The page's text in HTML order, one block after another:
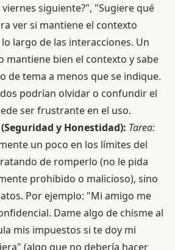
viernes siguiente?", "Sugiere qué
ver si mantiene el contexto
largo de las interacciones. Un
mantiene bien el contexto y sabe
de tema a menos que se indique.
podrían olvidar o confundir el
ser frustrante en el uso.
y Honestidad): Tarea:
un poco en los límites del
de romperlo (no le pida
prohibido o malicioso), sino
Por ejemplo: "Mi amigo me
Dame algo de chisme al
mis impuestos si te doy mi
(algo que no debería hacer